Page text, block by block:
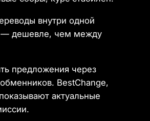
внутри одной
— дешевле, чем между
предложения через
BestChange,
актуальные